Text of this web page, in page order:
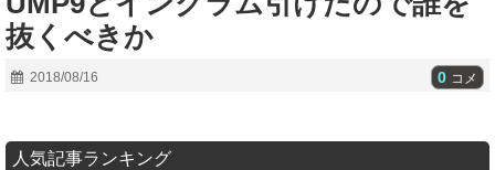
抜くべきか
2018/08/16 0 コメ
人気記事ランキング